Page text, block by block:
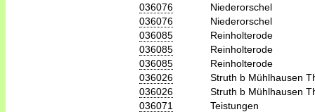
036076
Niederorschel
036076
Niederorschel
036085
Reinholterode
036085
Reinholterode
036085
Reinholterode
036026
Struth b Mühlhausen
036026
Struth b Mühlhausen
036071
Teistungen